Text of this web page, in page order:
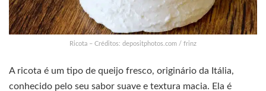
Ricota – Créditos: depositphotos.com / frinz
A ricota é um tipo de queijo fresco, originário da Itália,
conhecido pelo seu sabor suave e textura macia. Ela é